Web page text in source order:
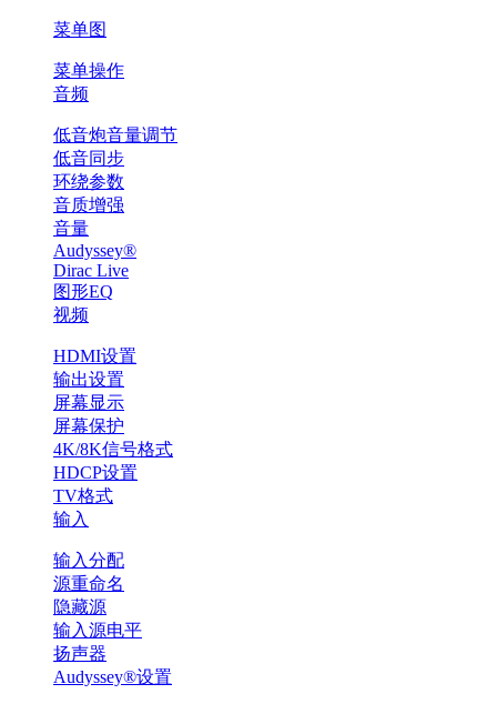
菜单图
菜单操作
音频
低音炮音量调节
低音同步
环绕参数
音质增强
音量
Audyssey®
Dirac Live
图形EQ
视频
HDMI设置
输出设置
屏幕显示
屏幕保护
4K/8K信号格式
HDCP设置
TV格式
输入
输入分配
源重命名
隐藏源
输入源电平
扬声器
Audyssey®设置